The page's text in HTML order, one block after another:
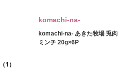
（1）
komachi‐na‐
komachi‐na‐ あきた牧場 兎肉
ミンチ 20g×6P